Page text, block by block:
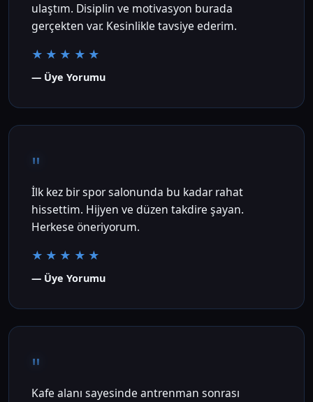
ulaştım. Disiplin ve motivasyon burada
gerçekten var. Kesinlikle tavsiye ederim.
★★★★★
— Üye Yorumu
"
İlk kez bir spor salonunda bu kadar rahat
hissettim. Hijyen ve düzen takdire şayan.
Herkese öneriyorum.
★★★★★
— Üye Yorumu
"
Kafe alanı sayesinde antrenman sonrası